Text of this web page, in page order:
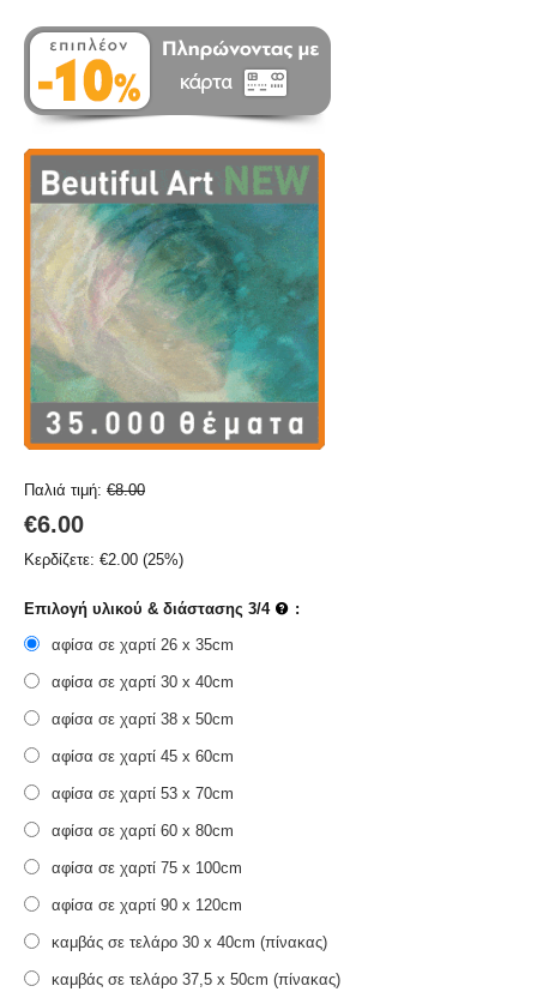
Παλιά τιμή: €8.00
€6.00
Κερδίζετε: €2.00 (25%)
Επιλογή υλικού & διάστασης 3/4 :
αφίσα σε χαρτί 26 x 35cm
αφίσα σε χαρτί 30 x 40cm
αφίσα σε χαρτί 38 x 50cm
αφίσα σε χαρτί 45 x 60cm
αφίσα σε χαρτί 53 x 70cm
αφίσα σε χαρτί 60 x 80cm
αφίσα σε χαρτί 75 x 100cm
αφίσα σε χαρτί 90 x 120cm
καμβάς σε τελάρο 30 x 40cm (πίνακας)
καμβάς σε τελάρο 37,5 x 50cm (πίνακας)